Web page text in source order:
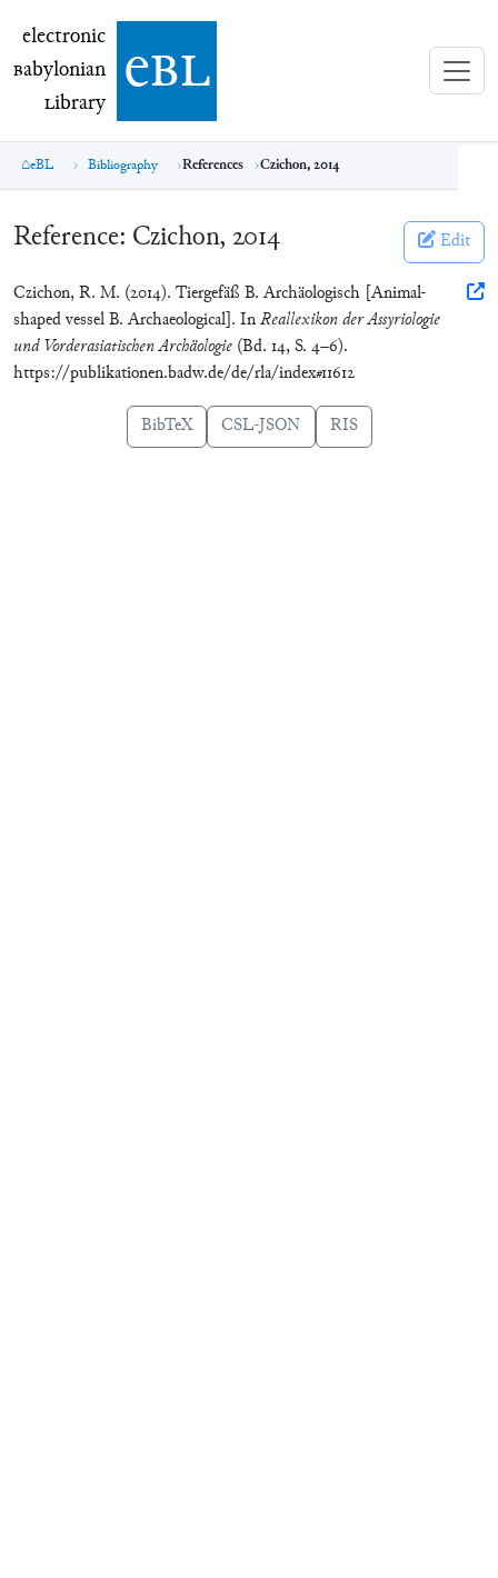
electronic Babylonian Library (eBL)
electronic
Babylonian
Library ebl
eBL Bibliography References Czichon, 2014
Reference: Czichon, 2014 Edit
Czichon, R. M. (2014). Tiergefäß B. Archäologisch [Animal-
shaped vessel B. Archaeological]. InReallexikon der Assyriologie
und Vorderasiatischen Archäologie (Bd. 14, S. 4–6).
https://publikationen.badw.de/de/rla/index#11612
BibTeX CSL-JSON RIS